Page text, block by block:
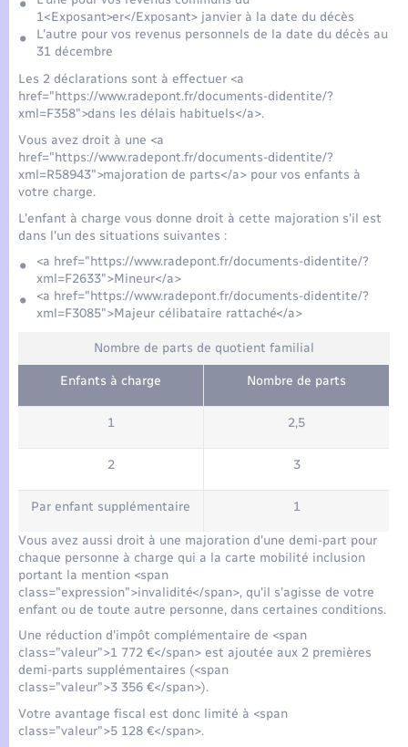
1<Exposant>er</Exposant> janvier à la date du décès
L'autre pour vos revenus personnels de la date du décès au
31 décembre
Les 2 déclarations sont à effectuer <a
href="https://www.radepont.fr/documents-didentite/?
xml=F358">dans les délais habituels</a>.
Vous avez droit à une <a
href="https://www.radepont.fr/documents-didentite/?
xml=R58943">majoration de parts</a> pour vos enfants à
votre charge.
L'enfant à charge vous donne droit à cette majoration s'il est
dans l'un des situations suivantes :
<a href="https://www.radepont.fr/documents-didentite/?
xml=F2633">Mineur</a>
<a href="https://www.radepont.fr/documents-didentite/?
xml=F3085">Majeur célibataire rattaché</a>
Nombre de parts de quotient familial
Enfants à charge Nombre de parts
1 2,5
2 3
Par enfant supplémentaire 1
Vous avez aussi droit à une majoration d'une demi-part pour
chaque personne à charge qui a la carte mobilité inclusion
portant la mention <span
class="expression">invalidité</span>, qu'il s'agisse de votre
enfant ou de toute autre personne, dans certaines conditions.
Une réduction d'impôt complémentaire de <span
class="valeur">1 772 €</span> est ajoutée aux 2 premières
demi-parts supplémentaires (<span
class="valeur">3 356 €</span>).
Votre avantage fiscal est donc limité à <span
class="valeur">5 128 €</span>.